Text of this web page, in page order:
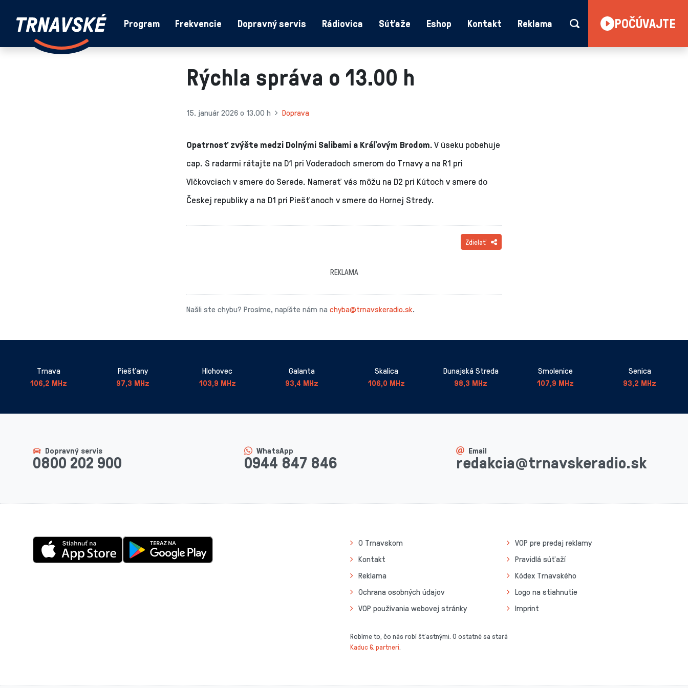
Skočiť na obsah
TrnavskéProgram Frekvencie Dopravný servis Rádiovica Súťaže Eshop Kontakt Reklama POČÚVAJTE
Rýchla správa o 13.00 h
15. január 2026 o 13.00 h Doprava
Opatrnosť zvýšte medzi Dolnými Salibami a Kráľovým Brodom.V úseku pobehuje
cap. S radarmi rátajte na D1 pri Voderadoch smerom do Trnavy a na R1 pri
Vlčkovciach v smere do Serede. Namerať vás môžu na D2 pri Kútoch v smere do
Českej republiky a na D1 pri Piešťanoch v smere do Hornej Stredy.
Zdielať
REKLAMA
Našli ste chybu? Prosíme, napíšte nám na chyba@trnavskeradio.sk.
Trnava
106,2 MHz
Piešťany
97,3 MHz
Hlohovec
103,9 MHz
Galanta
93,4 MHz
Skalica
106,0 MHz
Dunajská Streda
98,3 MHz
Smolenice
107,9 MHz
Senica
93,2 MHz
Dopravný servis
0800 202 900
WhatsApp
0944 847 846
Email
redakcia@trnavskeradio.sk
O Trnavskom
Kontakt
Reklama
Ochrana osobných údajov
VOP používania webovej stránky
VOP pre predaj reklamy
Pravidlá súťaží
Kódex Trnavského
Logo na stiahnutie
Imprint
Robíme to, čo nás robí šťastnými. O ostatné sa stará
Kaduc & partneri.